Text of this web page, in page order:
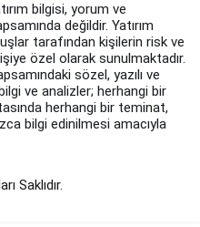
bilgisi, yorum ve
değildir. Yatırım
tarafından kişilerin risk ve
özel olarak sunulmaktadır.
sözel, yazılı ve
ve analizler; herhangi bir
herhangi bir teminat,
bilgi edinilmesi amacıyla
Saklıdır.